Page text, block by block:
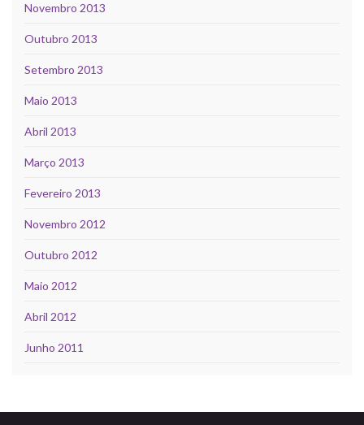
Novembro 2013
Outubro 2013
Setembro 2013
Maio 2013
Abril 2013
Março 2013
Fevereiro 2013
Novembro 2012
Outubro 2012
Maio 2012
Abril 2012
Junho 2011